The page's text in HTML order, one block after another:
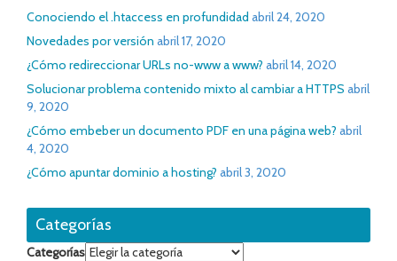
Conociendo el .htaccess en profundidad abril 24, 2020
Novedades por versión abril 17, 2020
¿Cómo redireccionar URLs no-www a www? abril 14, 2020
Solucionar problema contenido mixto al cambiar a HTTPS abril
9, 2020
¿Cómo embeber un documento PDF en una página web? abril
4, 2020
¿Cómo apuntar dominio a hosting? abril 3, 2020
Categorías
Categorías